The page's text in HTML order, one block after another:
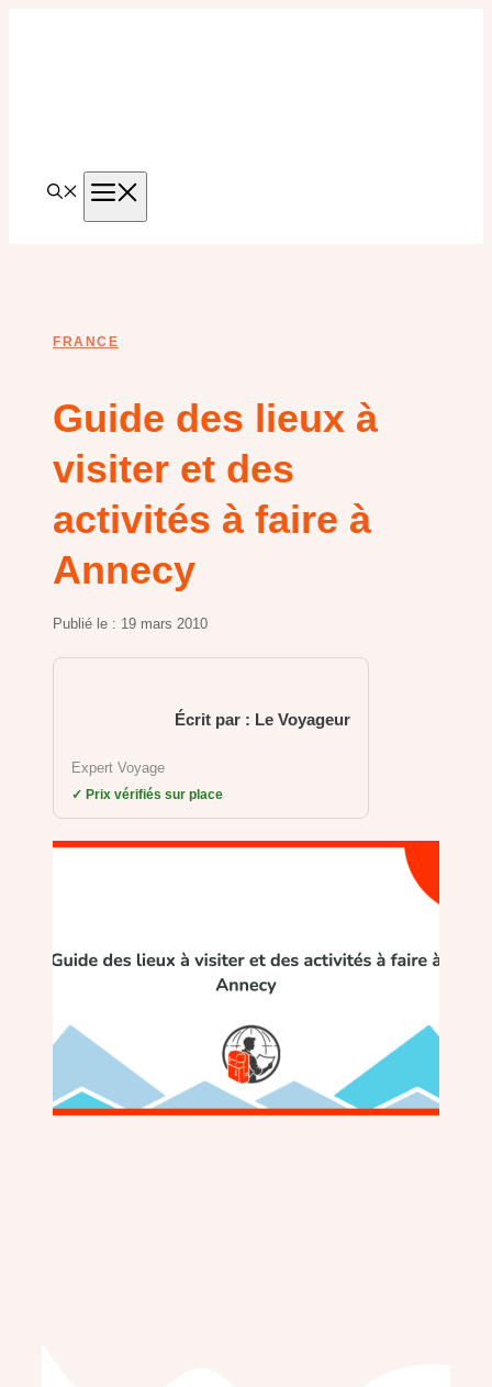
FRANCE
Guide des lieux à
visiter et des
activités à faire à
Annecy
Publié le : 19 mars 2010
Écrit par : Le Voyageur
Expert Voyage
✓ Prix vérifiés sur place